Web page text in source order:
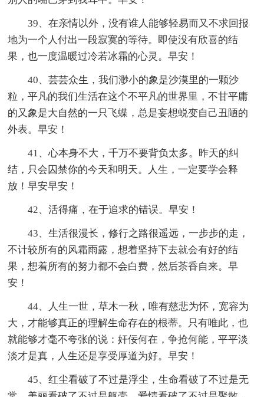
39、在亲情以外，没有谁人能够轻易而又不求回报
地为一个人付出一段寂寞的等待。即使没有欣喜的结
果，也一度温暖过冷若冰霜的心灵。早安！
40、芸芸众生，我们渺小的象是沙漠里的一颗沙
粒，平凡的我们生活在这个不平凡的世界里，不甘平庸
的又象是大自然的一只飞蝶，总是妄想蜕变自己丑陋的
外表。早安！
41、心本身不大，千万不要背负太多。昨天的纠
结，只会囚禁你的今天和明天。人生，一定要学会释
放！早安早安！
42、活得痛，在于追求的错误。早安！
43、生活很漫长，修行之路很遥远，一步步的走，
不计较所有的风霜雨露，想着坚持下去就会有好的结
果，想着所有的努力都不会白费，然后茶香自来。早
安！
44、人生一世，草木一秋，唯有慈悲为怀，宽容为
大，才能够真正的理解生命存在的根蒂。只有唯此，也
就能够才毫不夸张的说：奸佞何在，争抢何能，平平淡
淡才是真，人生还是享受厚道为好。早安！
45、红尘看破了不过是浮尘，生命看破了不过是无